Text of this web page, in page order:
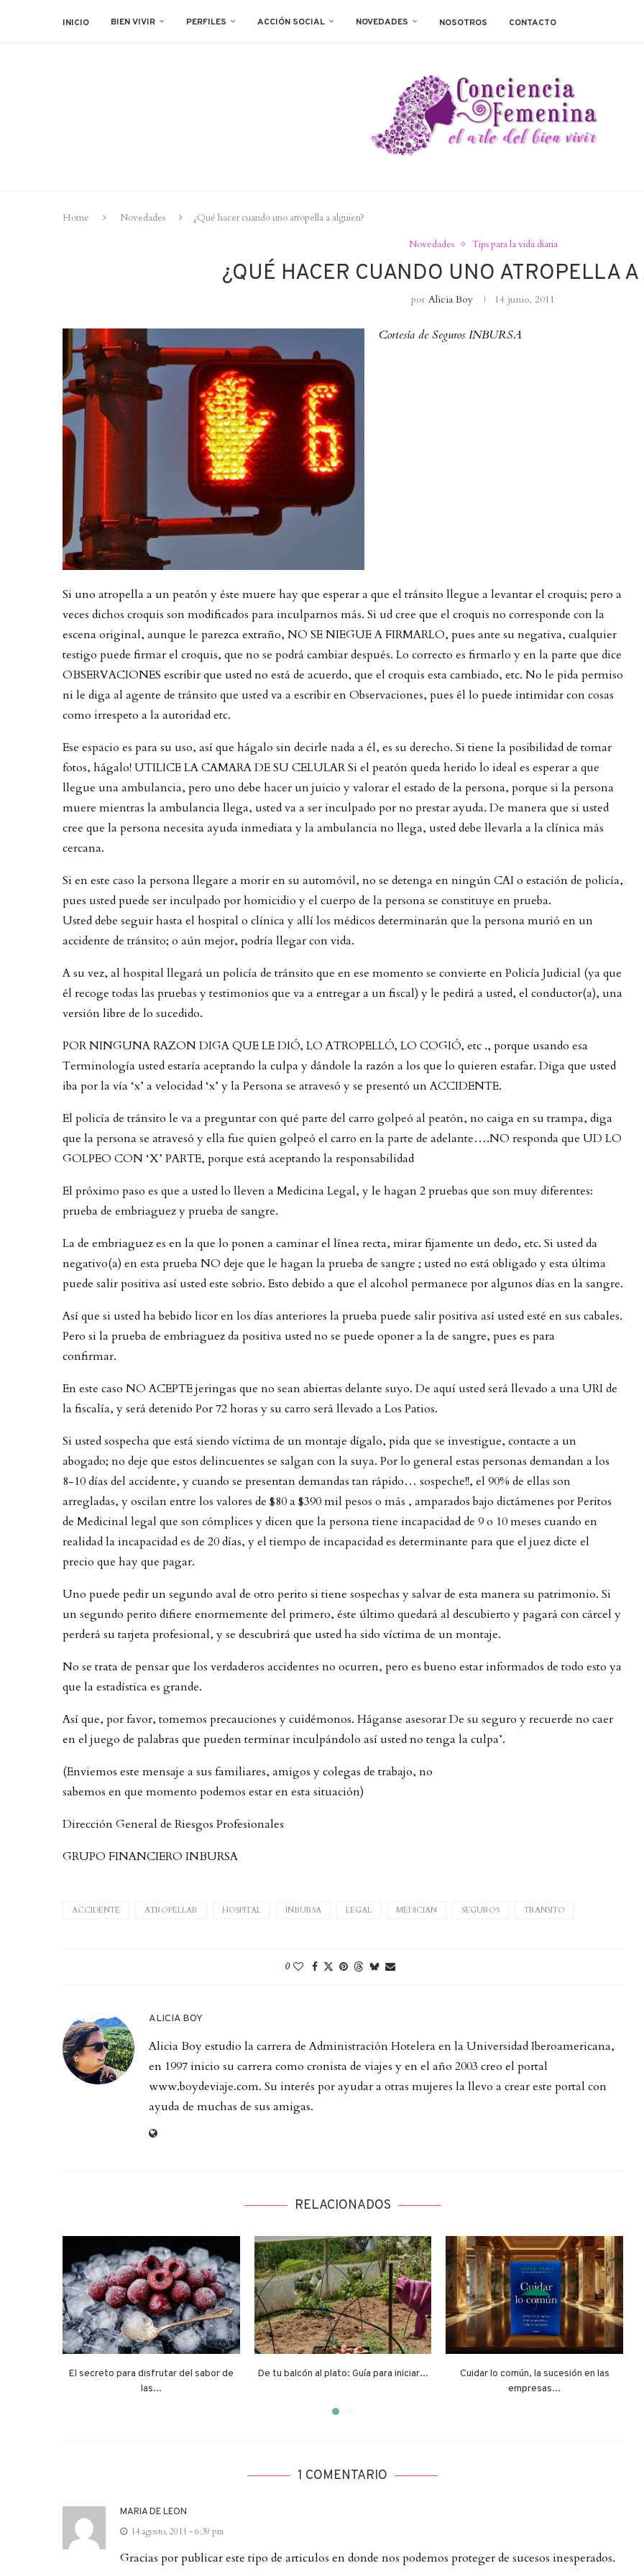
INICIO BIEN VIVIR PERFILES ACCIÓN SOCIAL NOVEDADES NOSOTROS CONTACTO
Home Novedades ¿Qué hacer cuando uno atropella a alguien?
Novedades Tips para la vida diaria
¿QUÉ HACER CUANDO UNO ATROPELLA
por Alicia Boy 14 junio, 2011
Cortesía de Seguros INBURSA
Si uno atropella a un peatón y éste muere hay que esperar a que el tránsito llegue a levantar el croquis; pero a
veces dichos croquis son modificados para inculparnos más. Si ud cree que el croquis no corresponde con la
escena original, aunque le parezca extraño, NO SE NIEGUE A FIRMARLO, pues ante su negativa, cualquier
testigo puede firmar el croquis, que no se podrá cambiar después. Lo correcto es firmarlo y en la parte que dice
OBSERVACIONES escribir que usted no está de acuerdo, que el croquis esta cambiado, etc. No le pida permiso
ni le diga al agente de tránsito que usted va a escribir en Observaciones, pues él lo puede intimidar con cosas
como irrespeto a la autoridad etc.
Ese espacio es para su uso, así que hágalo sin decirle nada a él, es su derecho. Si tiene la posibilidad de tomar
fotos, hágalo! UTILICE LA CAMARA DE SU CELULAR Si el peatón queda herido lo ideal es esperar a que
llegue una ambulancia, pero uno debe hacer un juicio y valorar el estado de la persona, porque si la persona
muere mientras la ambulancia llega, usted va a ser inculpado por no prestar ayuda. De manera que si usted
cree que la persona necesita ayuda inmediata y la ambulancia no llega, usted debe llevarla a la clínica más
cercana.
Si en este caso la persona llegare a morir en su automóvil, no se detenga en ningún CAI o estación de policía,
pues usted puede ser inculpado por homicidio y el cuerpo de la persona se constituye en prueba.
Usted debe seguir hasta el hospital o clínica y allí los médicos determinarán que la persona murió en un
accidente de tránsito; o aún mejor, podría llegar con vida.
A su vez, al hospital llegará un policía de tránsito que en ese momento se convierte en Policía Judicial (ya que
él recoge todas las pruebas y testimonios que va a entregar a un fiscal) y le pedirá a usted, el conductor(a), una
versión libre de lo sucedido.
POR NINGUNA RAZON DIGA QUE LE DIÓ, LO ATROPELLÓ, LO COGIÓ, etc ., porque usando esa
Terminología usted estaría aceptando la culpa y dándole la razón a los que lo quieren estafar. Diga que usted
iba por la vía ‘x’ a velocidad ‘x’ y la Persona se atravesó y se presentó un ACCIDENTE.
El policía de tránsito le va a preguntar con qué parte del carro golpeó al peatón, no caiga en su trampa, diga
que la persona se atravesó y ella fue quien golpeó el carro en la parte de adelante….NO responda que UD LO
GOLPEO CON ‘X’ PARTE, porque está aceptando la responsabilidad
El próximo paso es que a usted lo lleven a Medicina Legal, y le hagan 2 pruebas que son muy diferentes:
prueba de embriaguez y prueba de sangre.
La de embriaguez es en la que lo ponen a caminar el línea recta, mirar fijamente un dedo, etc. Si usted da
negativo(a) en esta prueba NO deje que le hagan la prueba de sangre ; usted no está obligado y esta última
puede salir positiva así usted este sobrio. Esto debido a que el alcohol permanece por algunos días en la sangre.
Así que si usted ha bebido licor en los días anteriores la prueba puede salir positiva así usted esté en sus cabales.
Pero si la prueba de embriaguez da positiva usted no se puede oponer a la de sangre, pues es para
confirmar.
En este caso NO ACEPTE jeringas que no sean abiertas delante suyo. De aquí usted será llevado a una URI de
la fiscalía, y será detenido Por 72 horas y su carro será llevado a Los Patios.
Si usted sospecha que está siendo víctima de un montaje dígalo, pida que se investigue, contacte a un
abogado; no deje que estos delincuentes se salgan con la suya. Por lo general estas personas demandan a los
8-10 días del accidente, y cuando se presentan demandas tan rápido… sospeche!!, el 90% de ellas son
arregladas, y oscilan entre los valores de $80 a $390 mil pesos o más , amparados bajo dictámenes por Peritos
de Medicinal legal que son cómplices y dicen que la persona tiene incapacidad de 9 o 10 meses cuando en
realidad la incapacidad es de 20 días, y el tiempo de incapacidad es determinante para que el juez dicte el
precio que hay que pagar.
Uno puede pedir un segundo aval de otro perito si tiene sospechas y salvar de esta manera su patrimonio. Si
un segundo perito difiere enormemente del primero, éste último quedará al descubierto y pagará con cárcel y
perderá su tarjeta profesional, y se descubrirá que usted ha sido víctima de un montaje.
No se trata de pensar que los verdaderos accidentes no ocurren, pero es bueno estar informados de todo esto ya
que la estadística es grande.
Así que, por favor, tomemos precauciones y cuidémonos. Háganse asesorar De su seguro y recuerde no caer
en el juego de palabras que pueden terminar inculpándolo así usted no tenga la culpa’.
(Enviemos este mensaje a sus familiares, amigos y colegas de trabajo, no
sabemos en que momento podemos estar en esta situación)
Dirección General de Riesgos Profesionales
GRUPO FINANCIERO INBURSA
ACCIDENTE ATROPELLAR HOSPITAL INBURSA LEGAL MEDICIAN SEGUROS TRANSITO
0
ALICIA BOY
Alicia Boy estudio la carrera de Administración Hotelera en la Universidad Iberoamericana,
en 1997 inicio su carrera como cronista de viajes y en el año 2003 creo el portal
www.boydeviaje.com. Su interés por ayudar a otras mujeres la llevo a crear este portal con
ayuda de muchas de sus amigas.
RELACIONADOS
El secreto para disfrutar del sabor de
las...
De tu balcón al plato: Guía para iniciar...
Cuidar lo común, la sucesión en las
empresas...
1 COMENTARIO
MARIA DE LEON
14 agosto, 2011 - 6:39 pm
Gracias por publicar este tipo de articulos en donde nos podemos proteger de sucesos inesperados.